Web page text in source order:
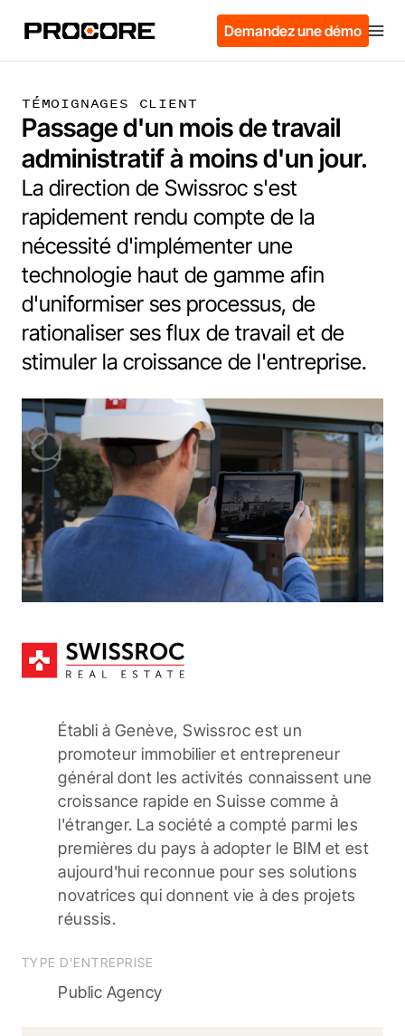
Demandez une démo
TÉMOIGNAGES CLIENT
Passage d'un mois de travail
administratif à moins d'un jour.
La direction de Swissroc s'est
rapidement rendu compte de la
nécessité d'implémenter une
technologie haut de gamme afin
d'uniformiser ses processus, de
rationaliser ses flux de travail et de
stimuler la croissance de l'entreprise.
Établi à Genève, Swissroc est un
promoteur immobilier et entrepreneur
général dont les activités connaissent une
croissance rapide en Suisse comme à
l'étranger. La société a compté parmi les
premières du pays à adopter le BIM et est
aujourd'hui reconnue pour ses solutions
novatrices qui donnent vie à des projets
réussis.
TYPE D'ENTREPRISE
Public Agency